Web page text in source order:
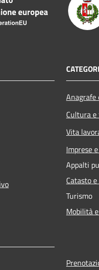
Cultura
Vita
Imprese
Appalti
Catasto
Turismo
Mobilità